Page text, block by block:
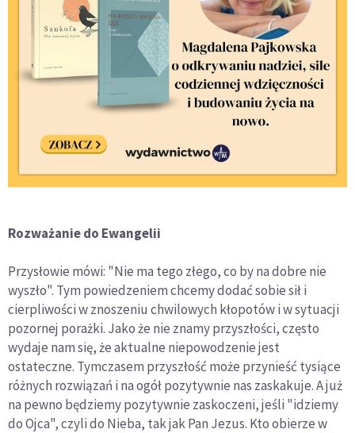
Rozważanie do Ewangelii
Przysłowie mówi: "Nie ma tego złego, co by na dobre nie
wyszło". Tym powiedzeniem chcemy dodać sobie sił i
cierpliwości w znoszeniu chwilowych kłopotów i w sytuacji
pozornej porażki. Jako że nie znamy przyszłości, często
wydaje nam się, że aktualne niepowodzenie jest
ostateczne. Tymczasem przyszłość może przynieść tysiące
różnych rozwiązań i na ogół pozytywnie nas zaskakuje. A już
na pewno będziemy pozytywnie zaskoczeni, jeśli "idziemy
do Ojca", czyli do Nieba, tak jak Pan Jezus. Kto obierze w